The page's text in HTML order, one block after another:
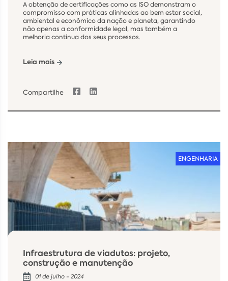
A obtenção de certificações como as ISO demonstram o
compromisso com práticas alinhadas ao bem estar social,
ambiental e econômico da nação e planeta, garantindo
não apenas a conformidade legal, mas também a
melhoria contínua dos seus processos.
Leia mais
Compartilhe
ENGENHARIA
Infraestrutura de viadutos: projeto,
construção e manutenção
01 de julho - 2024